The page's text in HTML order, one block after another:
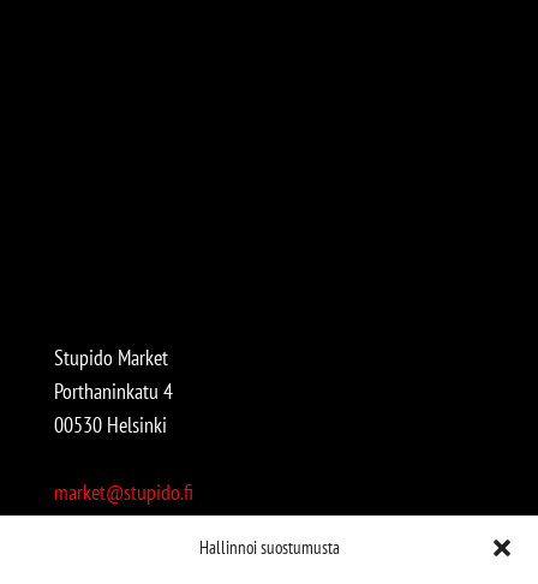
Hallinnoi suostumusta
Stupido Market
Porthaninkatu 4
00530 Helsinki
market@stupido.fi